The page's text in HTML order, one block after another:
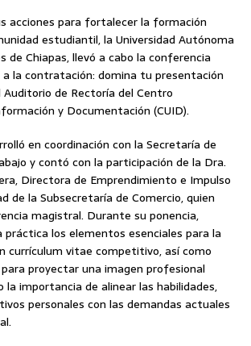
acciones para fortalecer la formación
estudiantil, la Universidad Autónoma
de Chiapas, llevó a cabo la conferencia
a la contratación: domina tu presentación
Auditorio de Rectoría del Centro
y Documentación (CUID).
en coordinación con la Secretaría de
y contó con la participación de la Dra.
Directora de Emprendimiento e Impulso
de la Subsecretaría de Comercio, quien
magistral. Durante su ponencia,
práctica los elementos esenciales para la
currículum vitae competitivo, así como
proyectar una imagen profesional
la importancia de alinear las habilidades,
personales con las demandas actuales